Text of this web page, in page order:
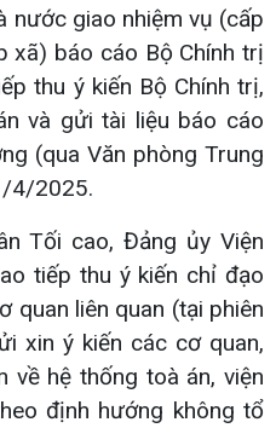
nước giao nhiệm vụ (cấp
xã) báo cáo Bộ Chính trị
thu ý kiến Bộ Chính trị,
và gửi tài liệu báo cáo
(qua Văn phòng Trung
4/2025.
Tối cao, Đảng ủy Viện
tiếp thu ý kiến chỉ đạo
quan liên quan (tại phiên
xin ý kiến các cơ quan,
về hệ thống toà án, viện
định hướng không tổ